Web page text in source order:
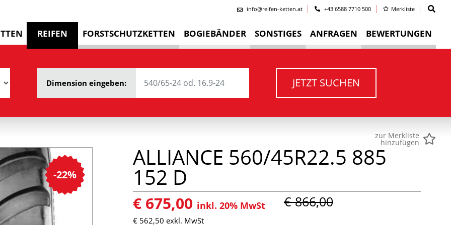
info@reifen-ketten.at +43 6588 7710 500 Merkliste
REIFEN FORSTSCHUTZKETTEN BOGIEBÄNDER SONSTIGES ANFRAGEN BEWERTUNGEN
Dimension eingeben: JETZT SUCHEN
zur Merkliste
hinzufügen
ALLIANCE 560/45R22.5 885
152 D
€ 675,00 inkl. 20% MwSt € 866,00
€ 562,50 exkl. MwSt
-22%